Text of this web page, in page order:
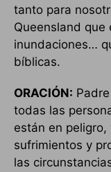
tanto para
Queensland que
inundaciones…
bíblicas.
ORACIÓN:
todas las
están en
sufrimientos y
las